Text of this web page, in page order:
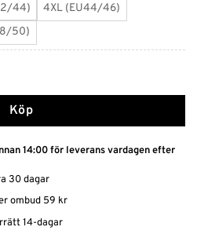
44)
4XL (EU44/46)
50)
Köp
14:00 för leverans vardagen efter
30 dagar
ombud 59 kr
14-dagar